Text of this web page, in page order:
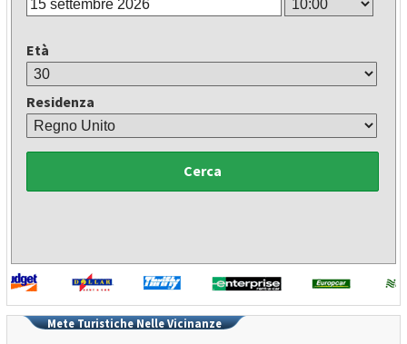
Età
Residenza
Cerca
Mete Turistiche Nelle Vicinanze